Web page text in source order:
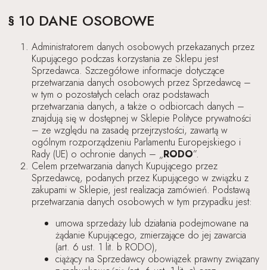
§ 10 DANE OSOBOWE
Administratorem danych osobowych przekazanych przez
Kupującego podczas korzystania ze Sklepu jest
Sprzedawca. Szczegółowe informacje dotyczące
przetwarzania danych osobowych przez Sprzedawcę –
w tym o pozostałych celach oraz podstawach
przetwarzania danych, a także o odbiorcach danych –
znajdują się w dostępnej w Sklepie Polityce prywatności
– ze względu na zasadę przejrzystości, zawartą w
ogólnym rozporządzeniu Parlamentu Europejskiego i
Rady (UE) o ochronie danych – „RODO”.
Celem przetwarzania danych Kupującego przez
Sprzedawcę, podanych przez Kupującego w związku z
zakupami w Sklepie, jest realizacja zamówień. Podstawą
przetwarzania danych osobowych w tym przypadku jest:
umowa sprzedaży lub działania podejmowane na
żądanie Kupującego, zmierzające do jej zawarcia
(art. 6 ust. 1 lit. b RODO),
ciążący na Sprzedawcy obowiązek prawny związany